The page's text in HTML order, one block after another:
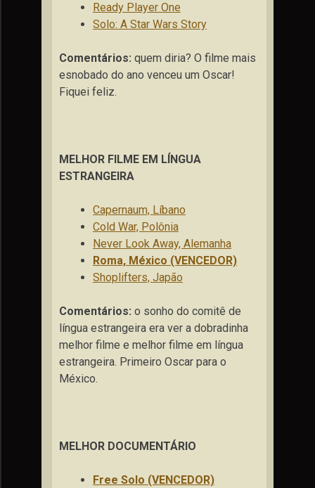
Ready Player One
Solo: A Star Wars Story
Comentários: quem diria? O filme mais
esnobado do ano venceu um Oscar!
Fiquei feliz.
MELHOR FILME EM LÍNGUA
ESTRANGEIRA
Capernaum, Líbano
Cold War, Polônia
Never Look Away, Alemanha
Roma, México (VENCEDOR)
Shoplifters, Japão
Comentários: o sonho do comitê de
língua estrangeira era ver a dobradinha
melhor filme e melhor filme em língua
estrangeira. Primeiro Oscar para o
México.
MELHOR DOCUMENTÁRIO
Free Solo (VENCEDOR)